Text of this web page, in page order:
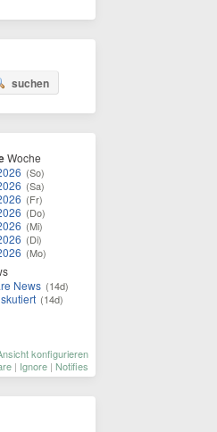
suchen
Woche
(So)
(Sa)
(Fr)
(Do)
(Mi)
(Di)
(Mo)
News (14d)
(14d)
konfigurieren
| Ignore | Notifies